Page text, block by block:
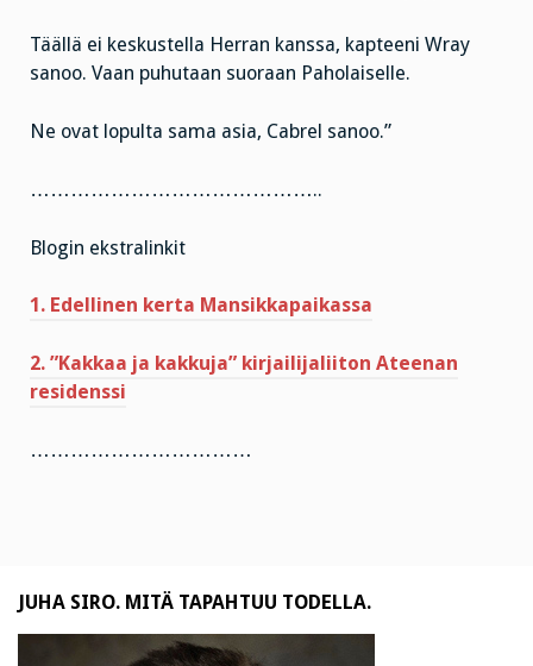
Täällä ei keskustella Herran kanssa, kapteeni Wray
sanoo. Vaan puhutaan suoraan Paholaiselle.
Ne ovat lopulta sama asia, Cabrel sanoo.”
……………………………………..
Blogin ekstralinkit
1. Edellinen kerta Mansikkapaikassa
2. ”Kakkaa ja kakkuja” kirjailijaliiton Ateenan
residenssi
……………………………
JUHA SIRO. MITÄ TAPAHTUU TODELLA.